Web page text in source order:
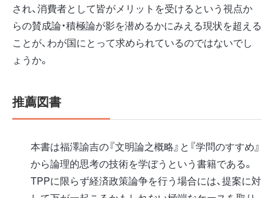
され、消費者として皆がメリットを受けるという視点か
らの賛成論・積極論が影を潜めるかにみえる現状を超える
ことが、わが国にとって求められているのではないでし
ょうか。
推薦図書
本書は福澤諭吉の『文明論之概略』と『学問のすすめ』
から論理的思考の技術を学ぼうという書籍である。
TPPに限らず経済政策論争を行う場合には、提案に対